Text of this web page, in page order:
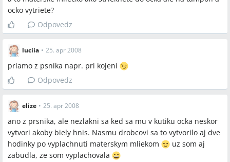
ocko vytriete?
Odpovedz
luciia • 25. apr 2008
priamo z psníka napr. pri kojení
Odpovedz
elize • 25. apr 2008
ano z prsnika, ale nezlakni sa ked sa mu v kutiku ocka neskor
vytvori akoby biely hnis. Nasmu drobcovi sa to vytvorilo aj dve
hodinky po vyplachnuti materskym mliekom
uz som aj
zabudla, ze som vyplachovala